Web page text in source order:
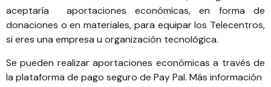
aceptaría aportaciones económicas, en forma de
donaciones o en materiales, para equipar los Telecentros,
si eres una empresa u organización tecnológica.
Se pueden realizar aportaciones económicas a través de
la plataforma de pago seguro de Pay Pal. Más información